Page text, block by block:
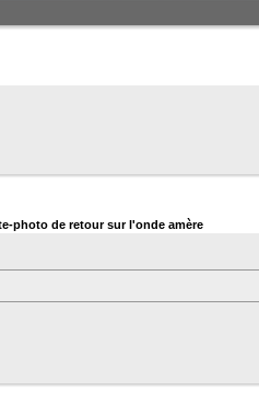
photo de retour sur l'onde amère